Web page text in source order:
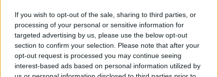
If you wish to opt-out of the sale, sharing to third parties, or
processing of your personal or sensitive information for
targeted advertising by us, please use the below opt-out
section to confirm your selection. Please note that after your
opt-out request is processed you may continue seeing
interest-based ads based on personal information utilized by